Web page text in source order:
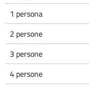
1 persona
2 persone
3 persone
4 persone